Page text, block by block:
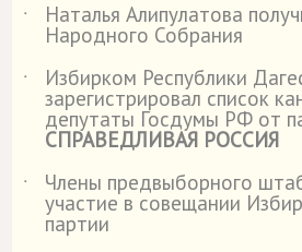
˙
Наталья Алипулатова
Народного Собрания
˙
Избирком Республики
зарегистрировал список
депутаты Госдумы РФ от
СПРАВЕДЛИВАЯ РОССИЯ
˙
Члены предвыборного
участие в совещании
партии